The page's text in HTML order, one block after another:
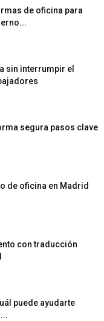
de oficina para
sin interrumpir el
segura pasos clave
de oficina en Madrid
con traducción
puede ayudarte